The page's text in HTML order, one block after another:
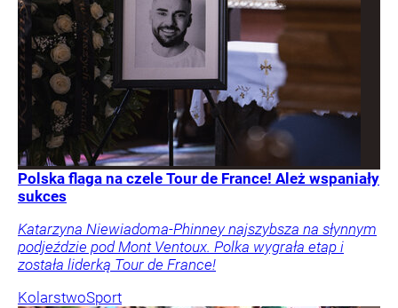
Polska flaga na czele Tour de France! Ależ wspaniały
sukces
Katarzyna Niewiadoma-Phinney najszybsza na słynnym
podjeździe pod Mont Ventoux. Polka wygrała etap i
została liderką Tour de France!
KolarstwoSport